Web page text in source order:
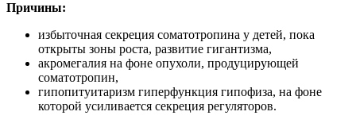
Причины:
избыточная секреция соматотропина у детей, пока
открыты зоны роста, развитие гигантизма,
акромегалия на фоне опухоли, продуцирующей
соматотропин,
гипопитуитаризм гиперфункция гипофиза, на фоне
которой усиливается секреция регуляторов.